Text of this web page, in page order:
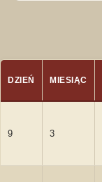
DZIEŃ MIESIĄC
9 3